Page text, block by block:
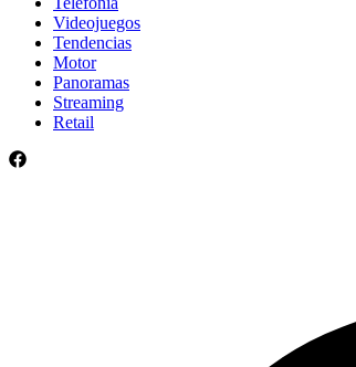
Videojuegos
Tendencias
Motor
Panoramas
Streaming
Retail